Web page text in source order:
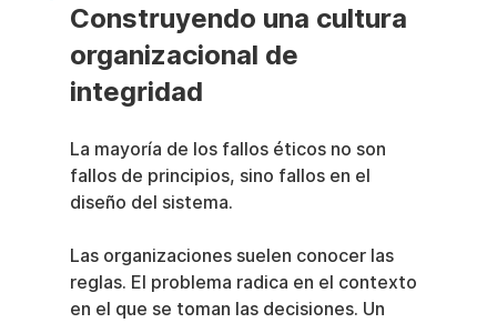
Construyendo una cultura
organizacional de
integridad
La mayoría de los fallos éticos no son
fallos de principios, sino fallos en el
diseño del sistema.
Las organizaciones suelen conocer las
reglas. El problema radica en el contexto
en el que se toman las decisiones. Un